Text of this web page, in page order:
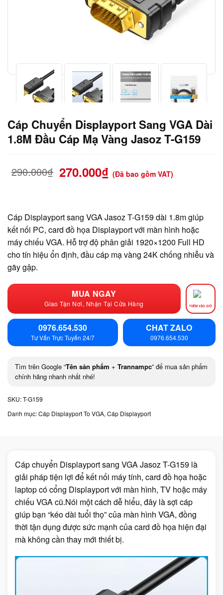
Cáp Chuyển Displayport Sang VGA Dài
1.8M Đầu Cáp Mạ Vàng Jasoz T-G159
290.000₫ 270.000₫ (Đã bao gồm VAT)
Cáp Displayport sang VGA Jasoz T-G159 dài 1.8m giúp
kết nối PC, card đồ họa Displayport với màn hình hoặc
máy chiếu VGA. Hỗ trợ độ phân giải 1920×1200 Full HD
cho tín hiệu ổn định, đầu cáp mạ vàng 24K chống nhiễu và
gãy gập.
MUA NGAY
Giao Tận Nơi, Nhận Tại Cửa Hàng THÊM VÀO GIỎ
0976.654.530
Tư Vấn Trực Tuyến 24/7
CHAT ZALO
0976.654.530
Tìm trên Google “Tên sản phẩm + Trannampc” để mua sản phẩm
chính hãng nhanh nhất nhé!
SKU:T-G159
Danh mục:Cáp Displayport To VGA, Cáp Displayport
Cáp chuyển Displayport sang VGA Jasoz T-G159 là
giải pháp tiện lợi để kết nối máy tính, card đồ họa hoặc
laptop có cổng Displayport với màn hình, TV hoặc máy
chiếu VGA cũ.Nói một cách dễ hiểu, đây là sợi cáp
giúp bạn “kéo dài tuổi thọ” của màn hình VGA, đồng
thời tận dụng được sức mạnh của card đồ họa hiện đại
mà không cần thay mới thiết bị.